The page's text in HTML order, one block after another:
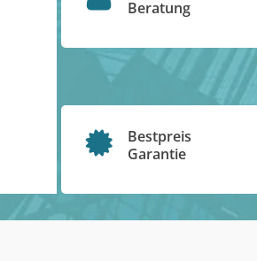
Beratung
Bestpreis
Garantie